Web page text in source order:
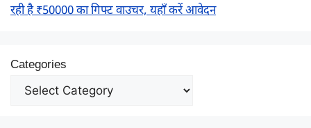
रही है ₹50000 का गिफ्ट वाउचर, यहाँ करें आवेदन
Categories